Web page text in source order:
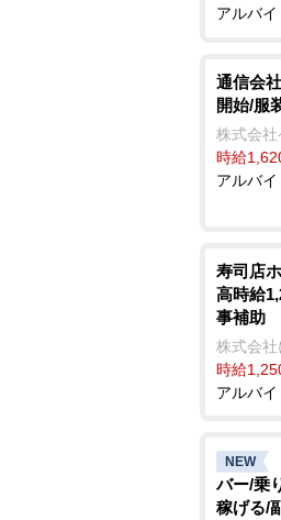
アルバ
通信会
開始/服
株式会
時給
アルバ
寿司店
高時給
事補助
株式会
時給
アルバ
NEW
バー/乗
稼げる/